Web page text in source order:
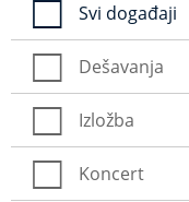
Svi događaji
Dešavanja
Izložba
Koncert